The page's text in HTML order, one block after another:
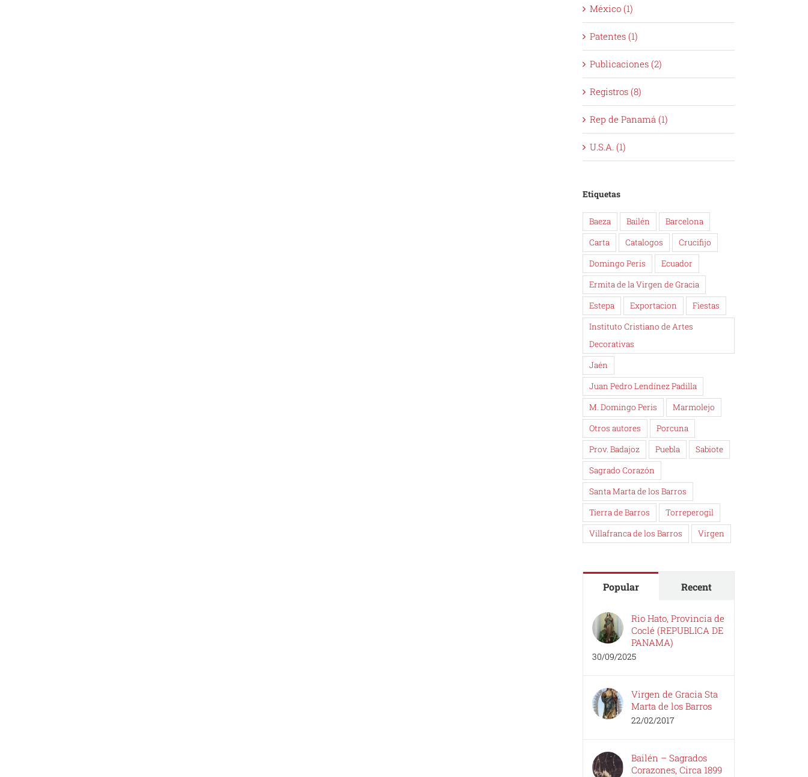
México (1)
Patentes (1)
Publicaciones (2)
Registros (8)
Rep de Panamá (1)
U.S.A. (1)
Etiquetas
Baeza Bailén
Barcelona
Carta
Catalogos
Crucifijo
Domingo Peris
Ecuador
Ermita de la Virgen de Gracia
Estepa
Exportacion
Fiestas
Instituto Cristiano de Artes
Decorativas
Jaén
Juan Pedro Lendínez Padilla
M. Domingo Peris
Marmolejo
Otros autores
Porcuna
Prov. Badajoz
Puebla
Sabiote
Sagrado Corazón
Santa Marta de los Barros
Tierra de Barros
Torreperogil
Villafranca de los Barros
Virgen
Popular Recent
Rio Hato, Provincia de
Coclé (REPUBLICA DE
PANAMA)
30/09/2025
Virgen de Gracia Sta
Marta de los Barros
22/02/2017
Bailén – Sagrados
Corazones, Circa 1899